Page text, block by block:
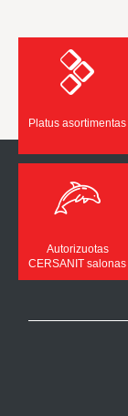
Platus asortimentas
Autorizuotas
CERSANIT salonas